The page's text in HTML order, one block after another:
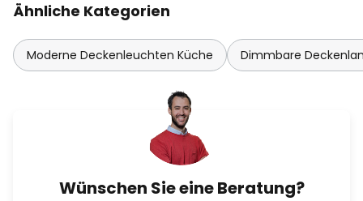
Ähnliche Kategorien
Moderne Deckenleuchten Küche Dimmbare
Wünschen Sie eine Beratung?